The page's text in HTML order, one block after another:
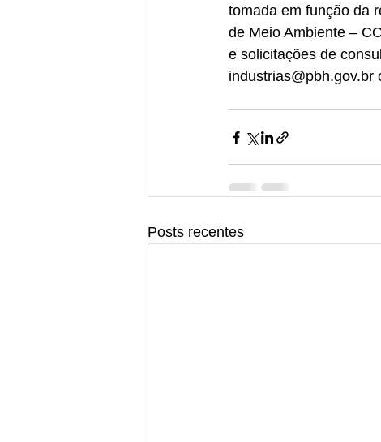
tomada em função da
de Meio Ambiente –
e solicitações de
industrias@pbh.gov.br
Posts recentes